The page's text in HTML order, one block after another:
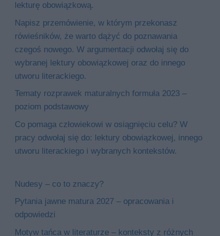
lekturę obowiązkową.
Napisz przemówienie, w którym przekonasz
rówieśników, że warto dążyć do poznawania
czegoś nowego. W argumentacji odwołaj się do
wybranej lektury obowiązkowej oraz do innego
utworu literackiego.
Tematy rozprawek maturalnych formuła 2023 –
poziom podstawowy
Co pomaga człowiekowi w osiągnięciu celu? W
pracy odwołaj się do: lektury obowiązkowej, innego
utworu literackiego i wybranych kontekstów.
Nudesy – co to znaczy?
Pytania jawne matura 2027 – opracowania i
odpowiedzi
Motyw tańca w literaturze – konteksty z różnych